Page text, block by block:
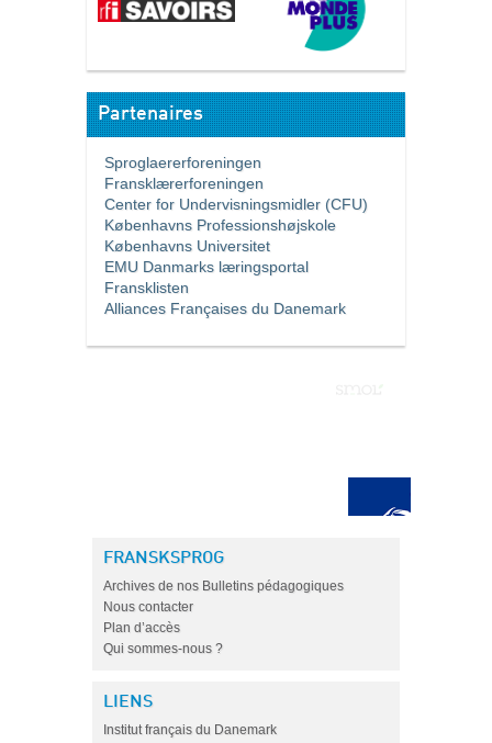
Partenaires
Sproglaererforeningen
Fransklærerforeningen
Center for Undervisningsmidler (CFU)
Københavns Professionshøjskole
Københavns Universitet
EMU Danmarks læringsportal
Fransklisten
Alliances Françaises du Danemark
FRANSKSPROG
Archives de nos Bulletins pédagogiques
Nous contacter
Plan d’accès
Qui sommes-nous ?
LIENS
Institut français du Danemark